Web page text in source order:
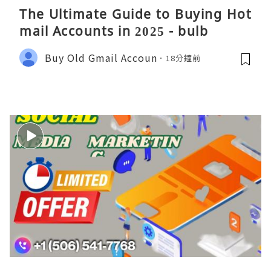
The Ultimate Guide to Buying Hot
mail Accounts in 2025 - bulb
Buy Old Gmail Accoun 18分鐘前